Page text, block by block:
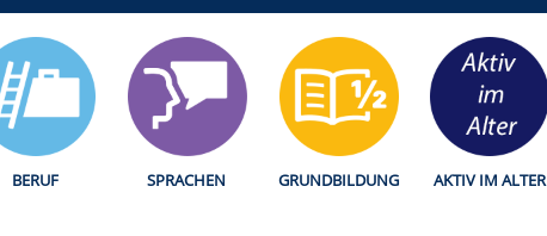
BERUF SPRACHEN GRUNDBILDUNG AKTIV IM ALTER